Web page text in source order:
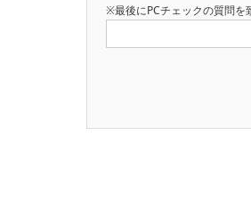
※最後にPCチェックの質問を